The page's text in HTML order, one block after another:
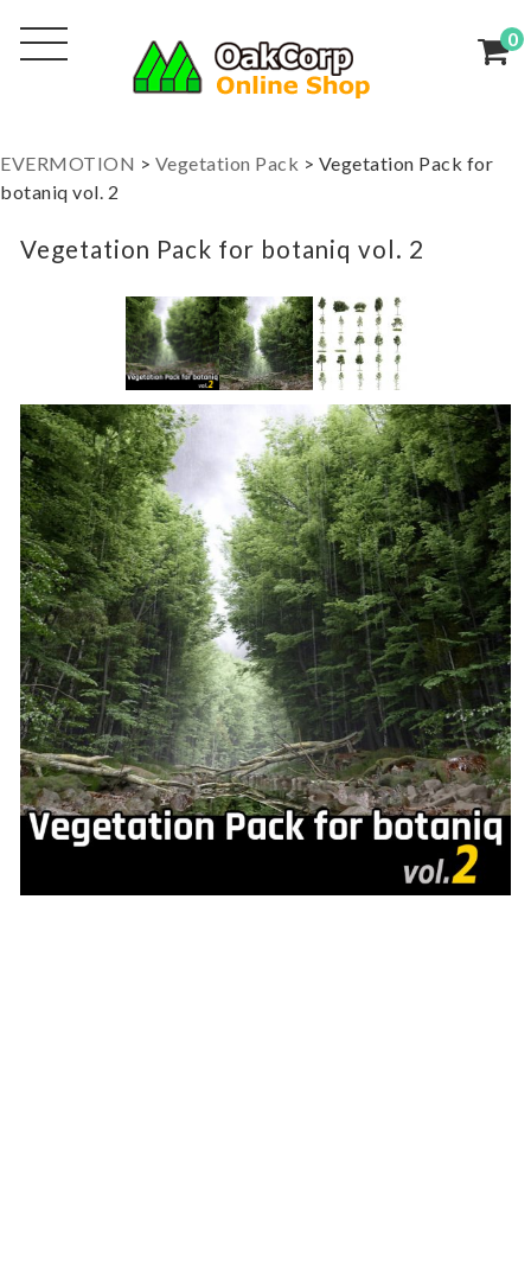
0
EVERMOTION > Vegetation Pack > Vegetation Pack for
botaniq vol. 2
Vegetation Pack for botaniq vol. 2